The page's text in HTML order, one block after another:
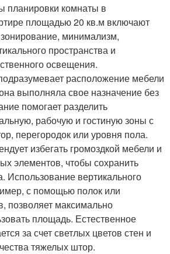
планировки комнаты в
площадью 20 кв.м включают
минимализм,
пространства и
освещения.
расположение мебели
выполняла свое назначение без
помогает разделить
рабочую и гостиную зоны с
перегородок или уровня пола.
избегать громоздкой мебели и
элементов, чтобы сохранить
Использование вертикального
с помощью полок или
позволяет максимально
площадь. Естественное
за счет светлых цветов стен и
тяжелых штор.